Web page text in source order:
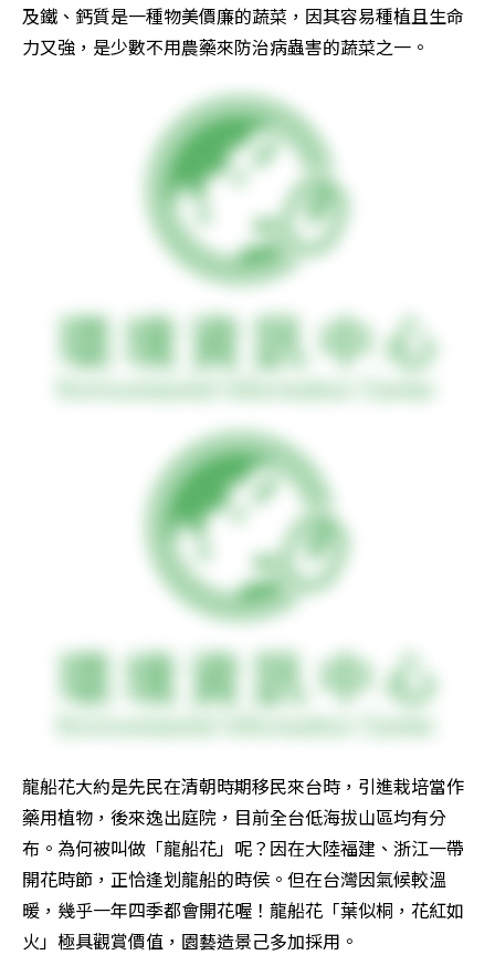
及鐵、鈣質是一種物美價廉的蔬菜，因其容易種植且生命
力又強，是少數不用農藥來防治病蟲害的蔬菜之一。
龍船花大約是先民在清朝時期移民來台時，引進栽培當作
藥用植物，後來逸出庭院，目前全台低海拔山區均有分
布。為何被叫做「龍船花」呢？因在大陸福建、浙江一帶
開花時節，正恰逢划龍船的時侯。但在台灣因氣候較溫
暖，幾乎一年四季都會開花喔！龍船花「葉似桐，花紅如
火」極具觀賞價值，園藝造景己多加採用。